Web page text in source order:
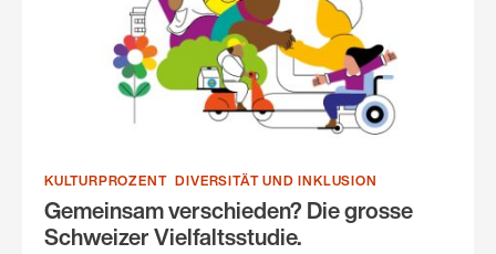
KULTURPROZENT DIVERSITÄT UND INKLUSION
Gemeinsam verschieden? Die grosse
Schweizer Vielfaltsstudie.